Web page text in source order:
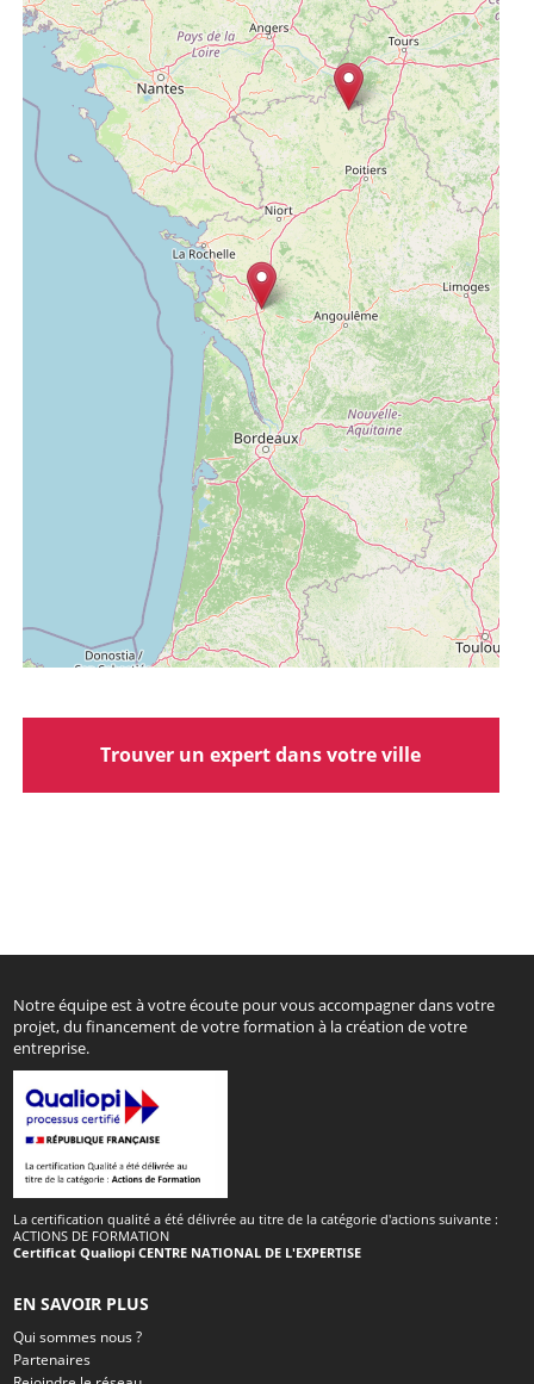
Trouver un expert dans votre ville
Notre équipe est à votre écoute pour vous accompagner dans votre
projet, du financement de votre formation à la création de votre
entreprise.
La certification qualité a été délivrée au titre de la catégorie d'actions suivante :
ACTIONS DE FORMATION
Certificat Qualiopi CENTRE NATIONAL DE L'EXPERTISE
EN SAVOIR PLUS
Qui sommes nous ?
Partenaires